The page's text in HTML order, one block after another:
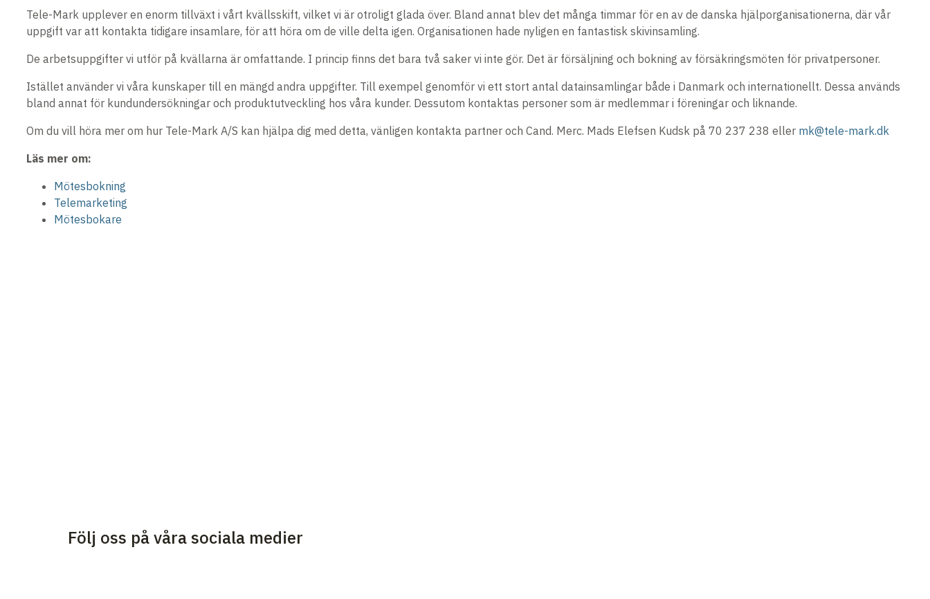
Tele-Mark upplever en enorm tillväxt i vårt kvällsskift, vilket vi är otroligt glada över. Bland annat blev det många timmar för en av de danska hjälporganisationerna, där vår
uppgift var att kontakta tidigare insamlare, för att höra om de ville delta igen. Organisationen hade nyligen en fantastisk skivinsamling.
De arbetsuppgifter vi utför på kvällarna är omfattande. I princip finns det bara två saker vi inte gör. Det är försäljning och bokning av försäkringsmöten för privatpersoner.
Istället använder vi våra kunskaper till en mängd andra uppgifter. Till exempel genomför vi ett stort antal datainsamlingar både i Danmark och internationellt. Dessa används
bland annat för kundundersökningar och produktutveckling hos våra kunder. Dessutom kontaktas personer som är medlemmar i föreningar och liknande.
Om du vill höra mer om hur Tele-Mark A/S kan hjälpa dig med detta, vänligen kontakta partner och Cand. Merc. Mads Elefsen Kudsk på 70 237 238 eller mk@tele-mark.dk
Läs mer om:
Mötesbokning
Telemarketing
Mötesbokare
Följ oss på våra sociala medier